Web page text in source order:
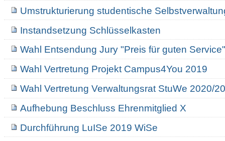
Umstrukturierung studentische
Instandsetzung Schlüsselkasten
Wahl Entsendung Jury "Preis für guten
Wahl Vertretung Projekt Campus4You 2019
Wahl Vertretung Verwaltungsrat StuWe 2020/
Aufhebung Beschluss Ehrenmitglied X
Durchführung LuISe 2019 WiSe